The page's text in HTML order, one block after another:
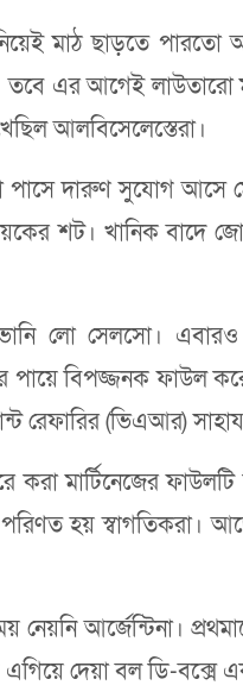
মাঠ ছাড়তে পারতো
এর আগেই লাউতারো
আলবিসেলেস্তেরা।
পাসে দারুণ সুযোগ আসে
শট। খানিক বাদে
লো সেলসো।
বিপজ্জনক ফাউল
রেফারির (ভিএআর)
করা মার্টিনেজের
হয় স্বাগতিকরা।
আর্জেন্টিনা।
দেয়া বল ডি-বক্সে